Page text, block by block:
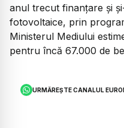
anul trecut finanțare și
fotovoltaice, prin
Ministerul Mediului
pentru încă 67.000 de
URMĂREȘTE CANALUL